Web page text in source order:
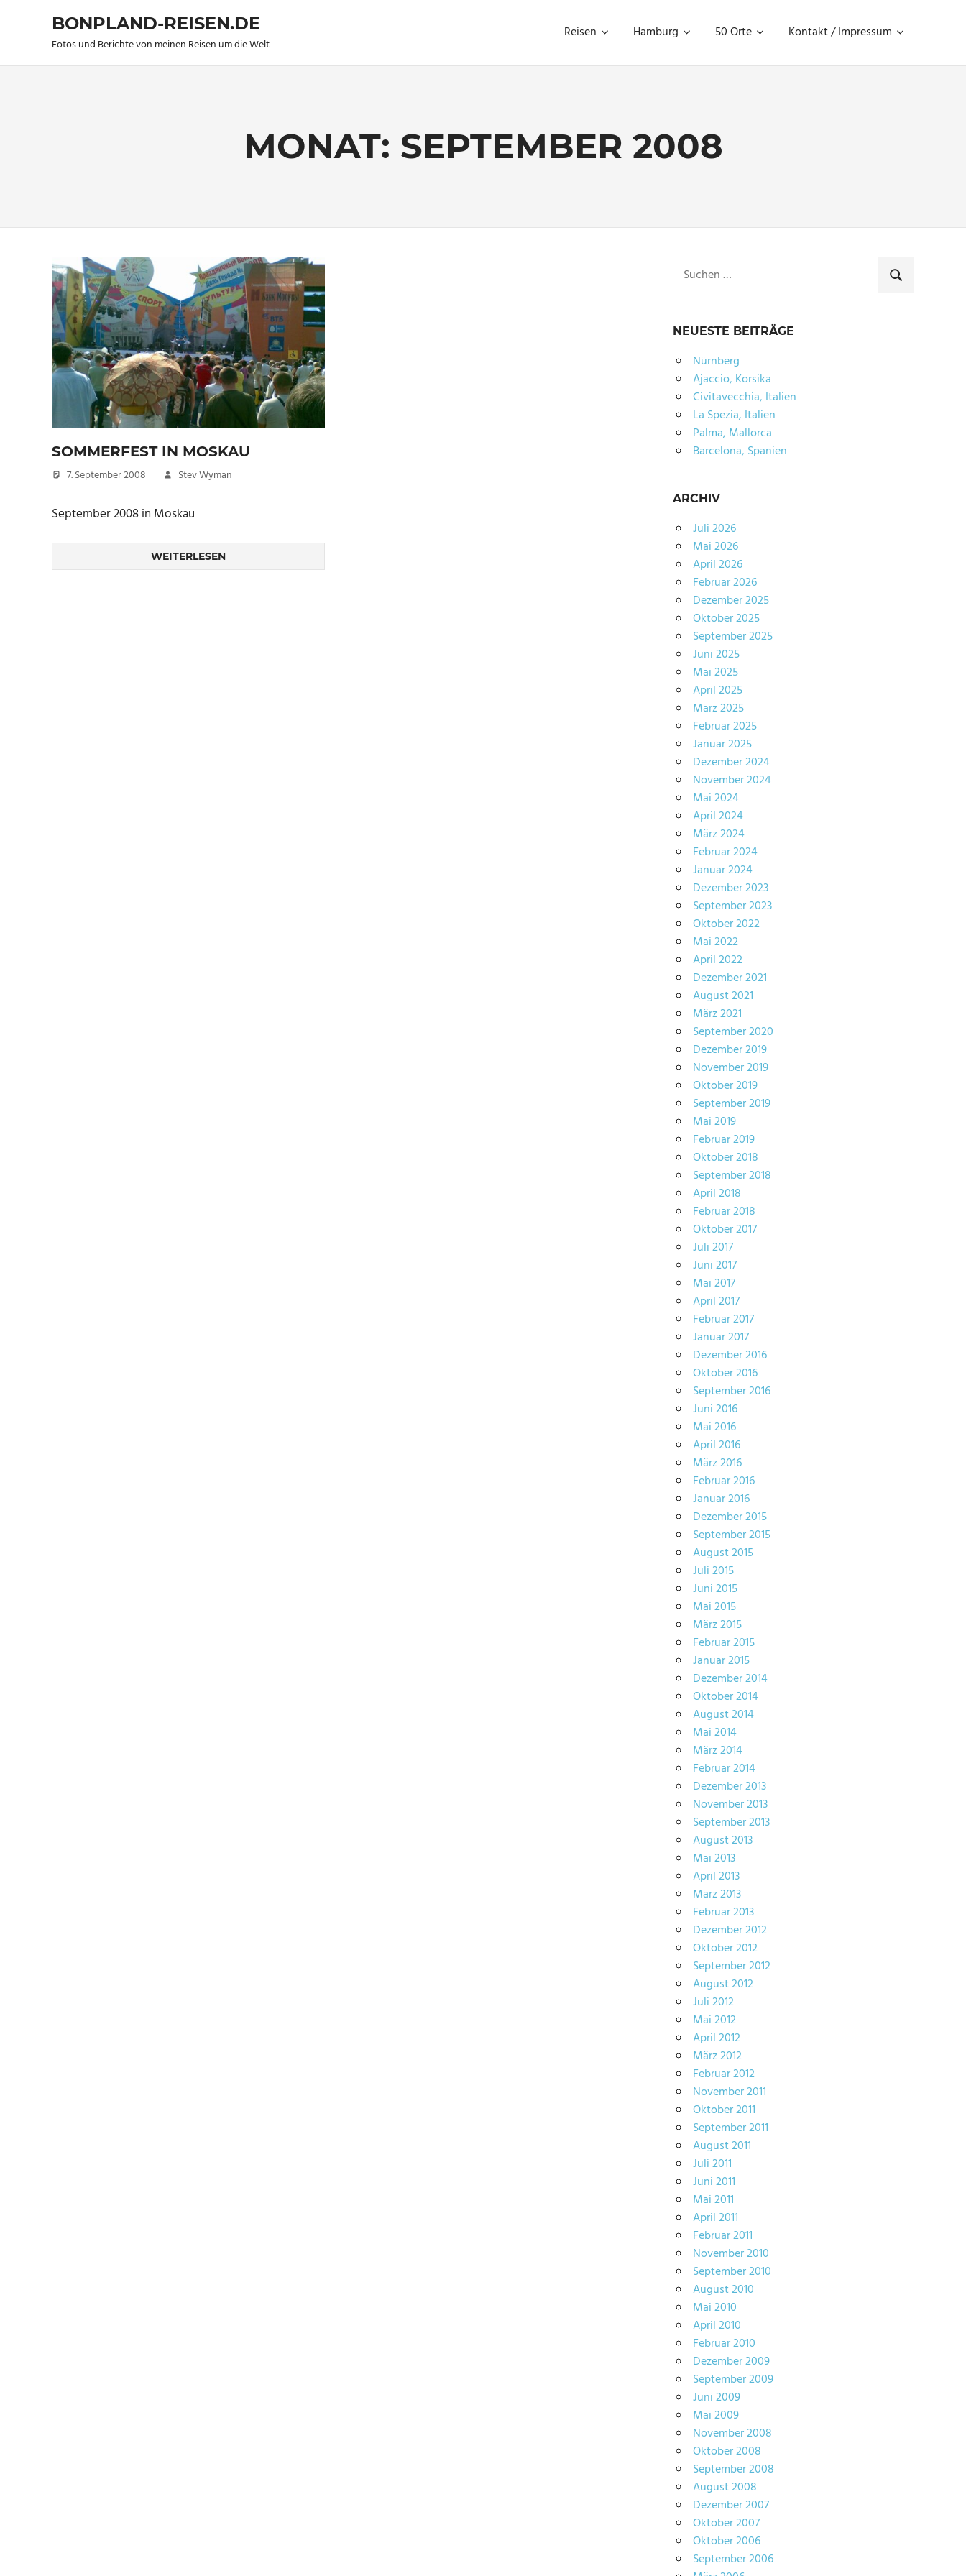
BONPLAND-REISEN.DE
Fotos und Berichte von meinen Reisen um die Welt
Reisen Hamburg 50 Orte Kontakt / Impressum
MONAT: SEPTEMBER 2008
SOMMERFEST IN MOSKAU
7. September 2008 Stev Wyman
September 2008 in Moskau
WEITERLESEN
nach:
SUCHEN
NEUESTE BEITRÄGE
Nürnberg
Ajaccio, Korsika
Civitavecchia, Italien
La Spezia, Italien
Palma, Mallorca
Barcelona, Spanien
ARCHIV
Juli 2026
Mai 2026
April 2026
Februar 2026
Dezember 2025
Oktober 2025
September 2025
Juni 2025
Mai 2025
April 2025
März 2025
Februar 2025
Januar 2025
Dezember 2024
November 2024
Mai 2024
April 2024
März 2024
Februar 2024
Januar 2024
Dezember 2023
September 2023
Oktober 2022
Mai 2022
April 2022
Dezember 2021
August 2021
März 2021
September 2020
Dezember 2019
November 2019
Oktober 2019
September 2019
Mai 2019
Februar 2019
Oktober 2018
September 2018
April 2018
Februar 2018
Oktober 2017
Juli 2017
Juni 2017
Mai 2017
April 2017
Februar 2017
Januar 2017
Dezember 2016
Oktober 2016
September 2016
Juni 2016
Mai 2016
April 2016
März 2016
Februar 2016
Januar 2016
Dezember 2015
September 2015
August 2015
Juli 2015
Juni 2015
Mai 2015
März 2015
Februar 2015
Januar 2015
Dezember 2014
Oktober 2014
August 2014
Mai 2014
März 2014
Februar 2014
Dezember 2013
November 2013
September 2013
August 2013
Mai 2013
April 2013
März 2013
Februar 2013
Dezember 2012
Oktober 2012
September 2012
August 2012
Juli 2012
Mai 2012
April 2012
März 2012
Februar 2012
November 2011
Oktober 2011
September 2011
August 2011
Juli 2011
Juni 2011
Mai 2011
April 2011
Februar 2011
November 2010
September 2010
August 2010
Mai 2010
April 2010
Februar 2010
Dezember 2009
September 2009
Juni 2009
Mai 2009
November 2008
Oktober 2008
September 2008
August 2008
Dezember 2007
Oktober 2007
Oktober 2006
September 2006